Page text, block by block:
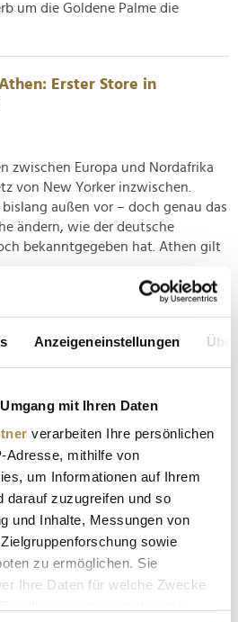
Anzeigeneinstellungen
mit Ihren Daten
verarbeiten Ihre persönlichen
Adresse, mithilfe von
um Informationen auf Ihrem
darauf zuzugreifen und so
und Inhalte, Messungen von
sowie
zu ermöglichen. Sie
Ihre Daten für welche Zwecke
um die Goldene Palme die
Erster Store in
zwischen Europa und Nordafrika
von New Yorker inzwischen.
außen vor – doch genau das
ändern, wie der deutsche
bekanntgegeben hat. Athen gilt
Place
wo die nordrhein-westfälische
erstmals ausgerichtet
enorm vielversprechend: Das zum
Herz hat das brache Areal einer
zeigt sein Grünes Herz